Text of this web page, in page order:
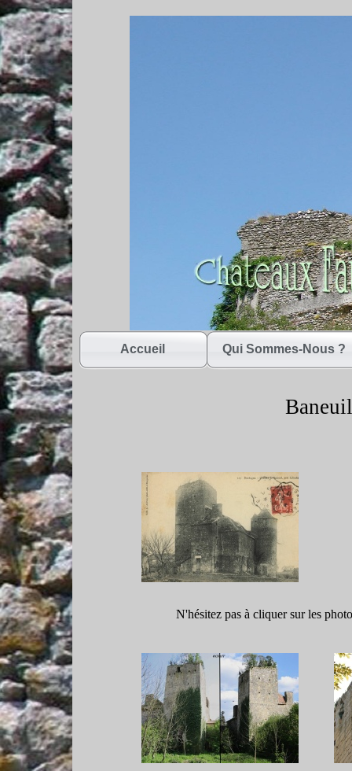
Accueil Qui Sommes-Nous ?
N'hésitez pas à cliquer sur les